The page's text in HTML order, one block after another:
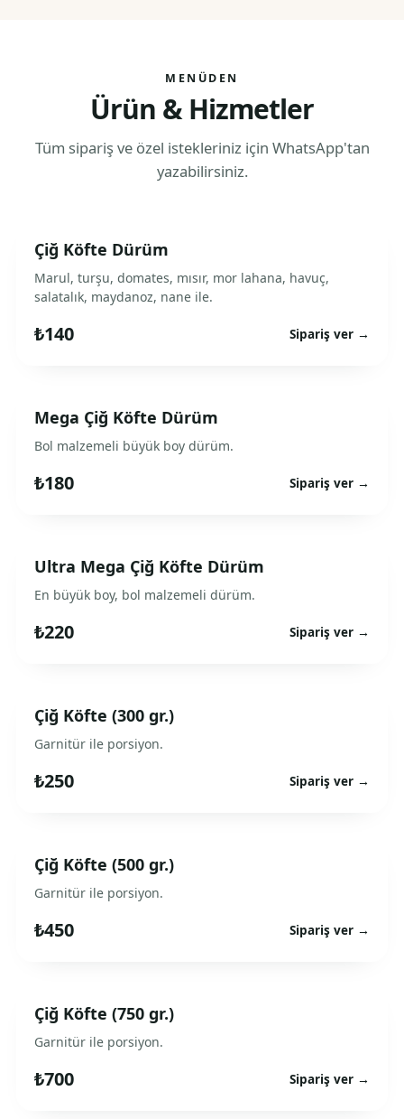
MENÜDEN
Ürün & Hizmetler
Tüm sipariş ve özel istekleriniz için WhatsApp'tan
yazabilirsiniz.
Çiğ Köfte Dürüm
Marul, turşu, domates, mısır, mor lahana, havuç,
salatalık, maydanoz, nane ile.
₺140 Sipariş ver →
Mega Çiğ Köfte Dürüm
Bol malzemeli büyük boy dürüm.
₺180 Sipariş ver →
Ultra Mega Çiğ Köfte Dürüm
En büyük boy, bol malzemeli dürüm.
₺220 Sipariş ver →
Çiğ Köfte (300 gr.)
Garnitür ile porsiyon.
₺250 Sipariş ver →
Çiğ Köfte (500 gr.)
Garnitür ile porsiyon.
₺450 Sipariş ver →
Çiğ Köfte (750 gr.)
Garnitür ile porsiyon.
₺700 Sipariş ver →